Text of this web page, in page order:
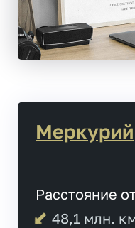
Меркурий
Расстояние
48,1 млн.